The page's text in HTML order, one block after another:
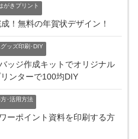
がきプリント
！無料の年賀状デザイン！
ッズ印刷･DIY
ッジ作成キットでオリジナル
ンターで100均DIY
･活用方法
ーポイント資料を印刷する方